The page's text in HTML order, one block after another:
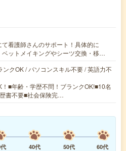
看護師さんのサポート！具体的に
ベットメイキングやシーツ交換・移…
ンクOK / パソコンスキル不要 / 英語力不
■年齢・学歴不問！ブランクOK!■10名
書不要■社会保険完…
40代 50代
60代